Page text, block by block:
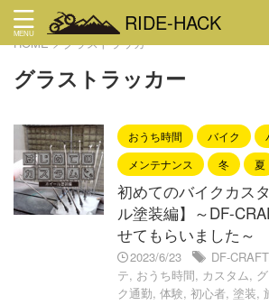
RIDE-HACK
HOME> グラストラッカー
グラストラッカー
おうち時間 バイク
メンテナンス
冬 夏
初めてのバイクカス
ル塗装編】～DF-
せてもらいました～
2023/6/23 DF-CRAFT
テ, おうち時間, カスタム,
ク通勤, 体験, 初心者, 塗装,